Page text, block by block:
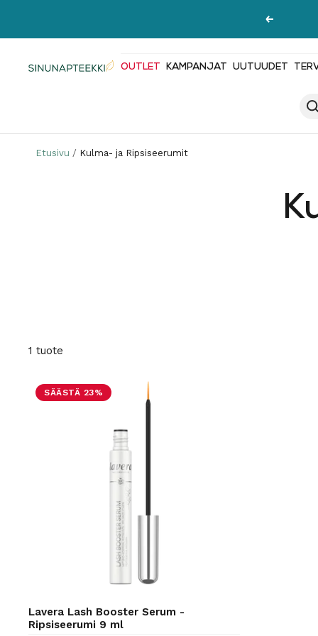
Edellinen
Sinunapteekki.fi OUTLET KAMPANJAT UUTUUDET
Etusivu Kulma- ja Ripsiseerumit
1 tuote
SÄÄSTÄ 23%
Lavera Lash Booster Serum -
Ripsiseerumi 9 ml